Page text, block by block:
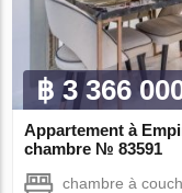
฿ 3 366
Appartement à
chambre № 83591
chambre à